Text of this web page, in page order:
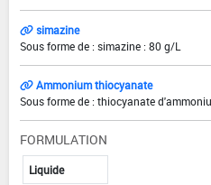
simazine
Sous forme de : simazine : 80 g/L
Ammonium thiocyanate
Sous forme de : thiocyanate
FORMULATION
Liquide